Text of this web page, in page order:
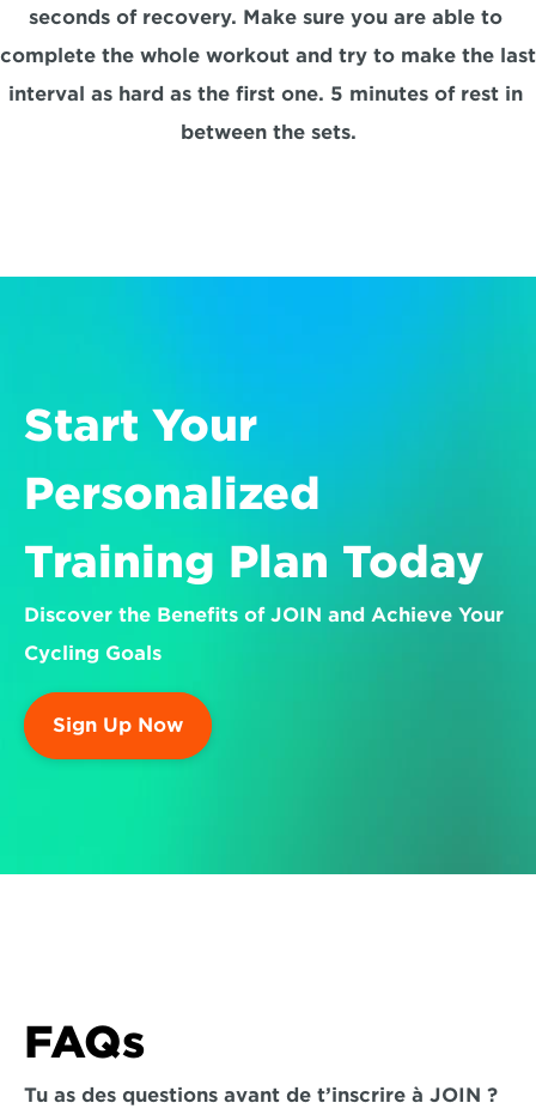
seconds of recovery. Make sure you are able to
complete the whole workout and try to make the last
interval as hard as the first one. 5 minutes of rest in
between the sets.
Start Your
Personalized
Training Plan Today
Discover the Benefits of JOIN and Achieve Your
Cycling Goals
Sign Up Now
FAQs
Tu as des questions avant de t’inscrire à JOIN ?